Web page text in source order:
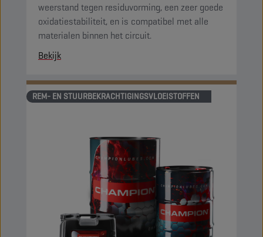
weerstand tegen residuvorming, een zeer goede
oxidatiestabiliteit, en is compatibel met alle
materialen binnen het circuit.
Bekijk
REM- EN STUURBEKRACHTIGINGSVLOEISTOFFEN